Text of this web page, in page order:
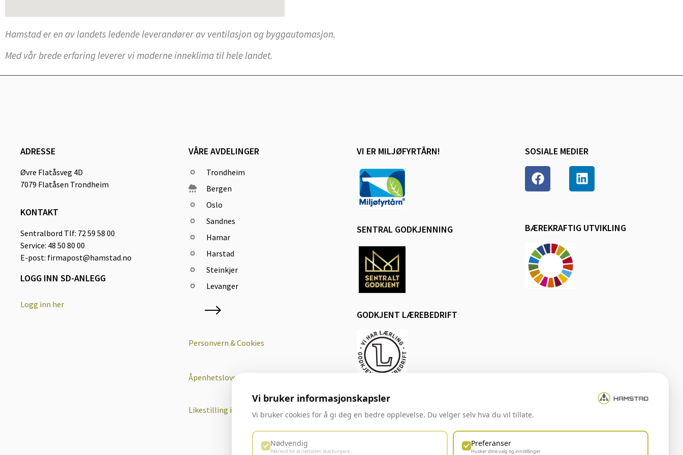
Hamstad er en av landets ledende leverandører av ventilasjon og byggautomasjon.
Med vår brede erfaring leverer vi moderne inneklima til hele landet.
ADRESSE
Øvre Flatåsveg 4D
7079 Flatåsen Trondheim
KONTAKT
Sentralbord Tlf: 72 59 58 00
Service: 48 50 80 00
E-post: firmapost@hamstad.no
LOGG INN SD-ANLEGG
Logg inn her
VÅRE AVDELINGER
Trondheim
Bergen
Oslo
Sandnes
Hamar
Harstad
Steinkjer
Levanger
Personvern & Cookies
Åpenhetsloven
Likestilling i Hamstad
VI ER MILJØFYRTÅRN!
SENTRAL GODKJENNING
GODKJENT LÆREBEDRIFT
SOSIALE MEDIER
BÆREKRAFTIG UTVIKLING
Vi bruker informasjonskapsler
Vi bruker cookies for å gi deg en bedre opplevelse. Du velger selv hva du vil tillate.
Nødvendig
Påkrevd for at nettsiden skal fungere
Preferanser
Husker dine valg og innstillinger